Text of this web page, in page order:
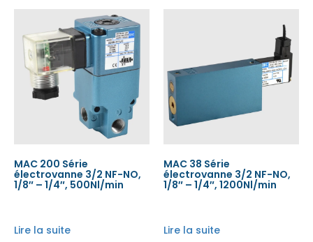
MAC 200 Série
électrovanne 3/2 NF-NO,
1/8″ – 1/4″, 500Nl/min
Lire la suite
MAC 38 Série
électrovanne 3/2 NF-NO,
1/8″ – 1/4″, 1200Nl/min
Lire la suite